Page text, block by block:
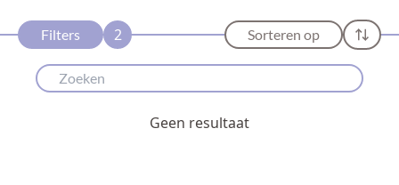
Filters 2 Sorteren op
Geen resultaat